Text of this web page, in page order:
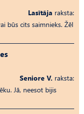
Lasītāja raksta:
būs cits saimnieks. Žēl
Seniore V. raksta:
Jā, neesot bijis